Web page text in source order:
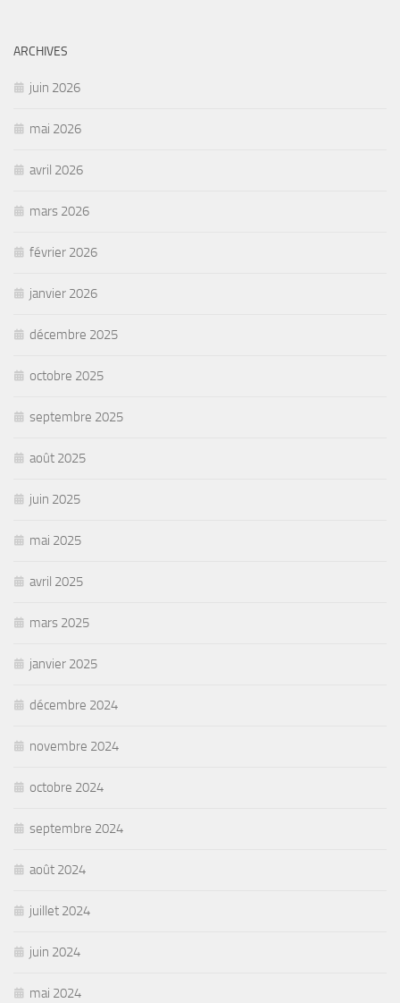
ARCHIVES
juin 2026
mai 2026
avril 2026
mars 2026
février 2026
janvier 2026
décembre 2025
octobre 2025
septembre 2025
août 2025
juin 2025
mai 2025
avril 2025
mars 2025
janvier 2025
décembre 2024
novembre 2024
octobre 2024
septembre 2024
août 2024
juillet 2024
juin 2024
mai 2024